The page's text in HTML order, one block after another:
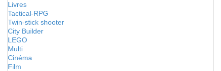
Livres
Tactical-RPG
Twin-stick shooter
City Builder
LEGO
Multi
Cinéma
Film